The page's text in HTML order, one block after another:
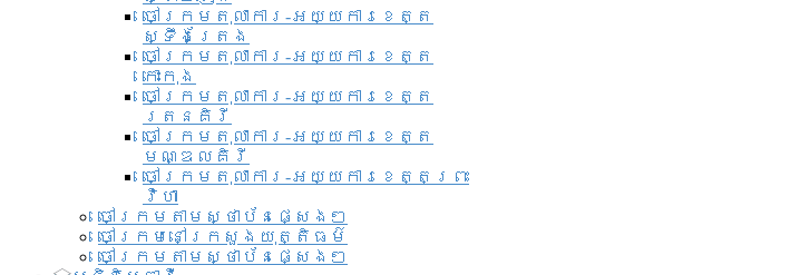
ចៅក្រមតុលាការ-អយ្យការខេត្ត
ស្ទឹងត្រែង
ចៅក្រមតុលាការ-អយ្យការខេត្ត
កោះកុង
ចៅក្រមតុលាការ-អយ្យការខេត្ត
រតនគិរី
ចៅក្រមតុលាការ-អយ្យការខេត្ត
មណ្ឌលគិរី
ចៅក្រមតុលាការ-អយ្យការខេត្តព្រះ
វិហា
ចៅក្រមតាមស្ថាប័នផ្សេងៗ
ចៅក្រមនៅក្រសួងយុត្តិធម៌
ចៅក្រមតាមស្ថាប័នផ្សេងៗ